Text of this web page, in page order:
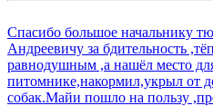
Спасибо большое начальнику
Андреевичу за бдительность
равнодушным ,а нашёл место
питомнике,накормил,укрыл от
собак.Майи пошло на пользу